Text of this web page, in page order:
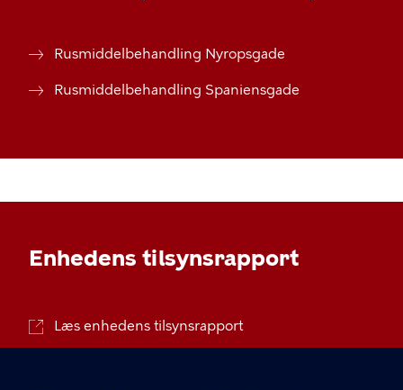
Rusmiddelbehandling Nyropsgade
Rusmiddelbehandling Spaniensgade
Enhedens tilsynsrapport
Læs enhedens tilsynsrapport